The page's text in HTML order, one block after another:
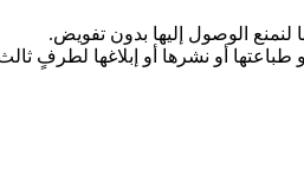
الوصول إليها بدون تفويض.
طباعتها أو نشرها أو إبلاغها